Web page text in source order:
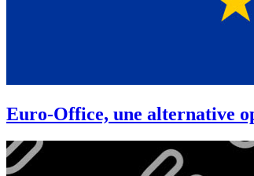
Euro-Office, une alternative